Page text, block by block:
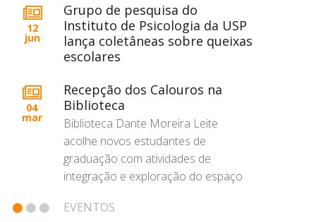
12
jun
Grupo de pesquisa do
Instituto de Psicologia da USP
lança coletâneas sobre queixas
escolares
04
mar
Recepção dos Calouros na
Biblioteca
Biblioteca Dante Moreira Leite
acolhe novos estudantes de
graduação com atividades de
integração e exploração do espaço
EVENTOS